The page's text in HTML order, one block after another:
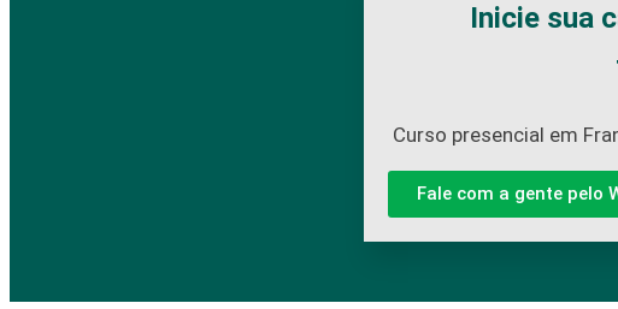
Inicie sua
Curso presencial em
Fale com a gente pelo